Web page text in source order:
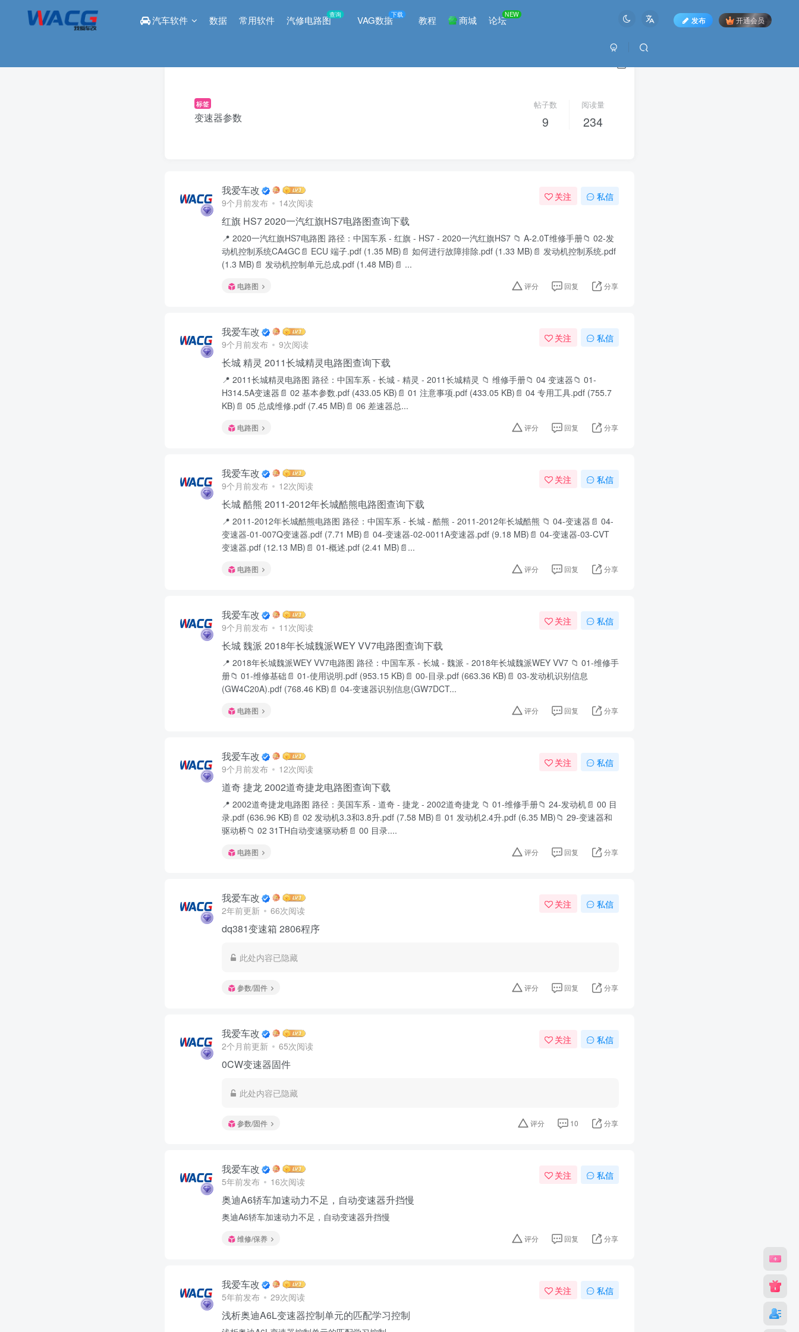
汽车软件 数据 常用软件 汽修电路图查询 VAG数据下载 教程 商城 论坛NEW
发布 开通会员
标签
变速器参数
帖子数
9
阅读量
234
我爱车改
9个月前发布 14次阅读
关注 私信
红旗 HS7 2020一汽红旗HS7电路图查询下载
📍 2020一汽红旗HS7电路图 路径：中国车系 - 红旗 - HS7 - 2020一汽红旗HS7 📁 A-2.0T维修手册📁 02-发
动机控制系统CA4GC📄 ECU 端子.pdf (1.35 MB)📄 如何进行故障排除.pdf (1.33 MB)📄 发动机控制系统.pdf
(1.3 MB)📄 发动机控制单元总成.pdf (1.48 MB)📄 ...
电路图 评分 回复 分享
我爱车改
9个月前发布 9次阅读
关注 私信
长城 精灵 2011长城精灵电路图查询下载
📍 2011长城精灵电路图 路径：中国车系 - 长城 - 精灵 - 2011长城精灵 📁 维修手册📁 04 变速器📁 01-
H314.5A变速器📄 02 基本参数.pdf (433.05 KB)📄 01 注意事项.pdf (433.05 KB)📄 04 专用工具.pdf (755.7
KB)📄 05 总成维修.pdf (7.45 MB)📄 06 差速器总...
电路图 评分 回复 分享
我爱车改
9个月前发布 12次阅读
关注 私信
长城 酷熊 2011-2012年长城酷熊电路图查询下载
📍 2011-2012年长城酷熊电路图 路径：中国车系 - 长城 - 酷熊 - 2011-2012年长城酷熊 📁 04-变速器📄 04-
变速器-01-007Q变速器.pdf (7.71 MB)📄 04-变速器-02-0011A变速器.pdf (9.18 MB)📄 04-变速器-03-CVT
变速器.pdf (12.13 MB)📄 01-概述.pdf (2.41 MB)📄...
电路图 评分 回复 分享
我爱车改
9个月前发布 11次阅读
关注 私信
长城 魏派 2018年长城魏派WEY VV7电路图查询下载
📍 2018年长城魏派WEY VV7电路图 路径：中国车系 - 长城 - 魏派 - 2018年长城魏派WEY VV7 📁 01-维修手
册📁 01-维修基础📄 01-使用说明.pdf (953.15 KB)📄 00-目录.pdf (663.36 KB)📄 03-发动机识别信息
(GW4C20A).pdf (768.46 KB)📄 04-变速器识别信息(GW7DCT...
电路图 评分 回复 分享
我爱车改
9个月前发布 12次阅读
关注 私信
道奇 捷龙 2002道奇捷龙电路图查询下载
📍 2002道奇捷龙电路图 路径：美国车系 - 道奇 - 捷龙 - 2002道奇捷龙 📁 01-维修手册📁 24-发动机📄 00 目
录.pdf (636.96 KB)📄 02 发动机3.3和3.8升.pdf (7.58 MB)📄 01 发动机2.4升.pdf (6.35 MB)📁 29-变速器和
驱动桥📁 02 31TH自动变速驱动桥📄 00 目录....
电路图 评分 回复 分享
我爱车改
2年前更新 66次阅读
关注 私信
dq381变速箱 2806程序
此处内容已隐藏
参数/固件 评分 回复 分享
我爱车改
2个月前更新 65次阅读
关注 私信
0CW变速器固件
此处内容已隐藏
参数/固件 评分 10 分享
我爱车改
5年前发布 16次阅读
关注 私信
奥迪A6轿车加速动力不足，自动变速器升挡慢
奥迪A6轿车加速动力不足，自动变速器升挡慢
维修/保养 评分 回复 分享
我爱车改
5年前发布 29次阅读
关注 私信
浅析奥迪A6L变速器控制单元的匹配学习控制